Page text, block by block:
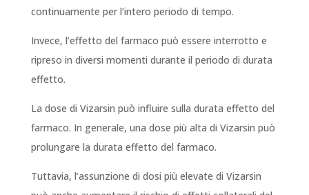
continuamente per l’intero periodo di tempo.
Invece, l’effetto del farmaco può essere interrotto e
ripreso in diversi momenti durante il periodo di durata
effetto.
La dose di Vizarsin può influire sulla durata effetto del
farmaco. In generale, una dose più alta di Vizarsin può
prolungare la durata effetto del farmaco.
Tuttavia, l’assunzione di dosi più elevate di Vizarsin